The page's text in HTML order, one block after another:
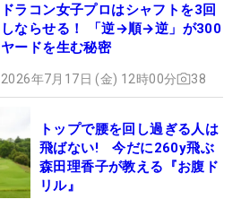
ドラコン女子プロはシャフトを3回
しならせる！ 「逆→順→逆」が300
ヤードを生む秘密
2026年7月17日 (金) 12時00分 38
トップで腰を回し過ぎる人は
飛ばない! 今だに260y飛ぶ
森田理香子が教える『お腹ド
リル』